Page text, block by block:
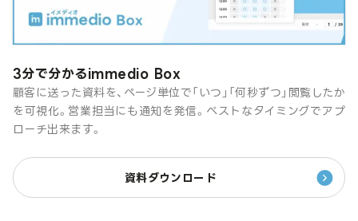
3分で分かるimmedio Box
顧客に送った資料を、ページ単位で「いつ」「何秒ずつ」閲覧したか
を可視化。営業担当にも通知を発信。ベストなタイミングでアプ
ローチ出来ます。
資料ダウンロード